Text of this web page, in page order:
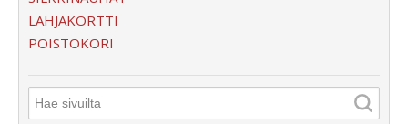
LAHJAKORTTI
POISTOKORI